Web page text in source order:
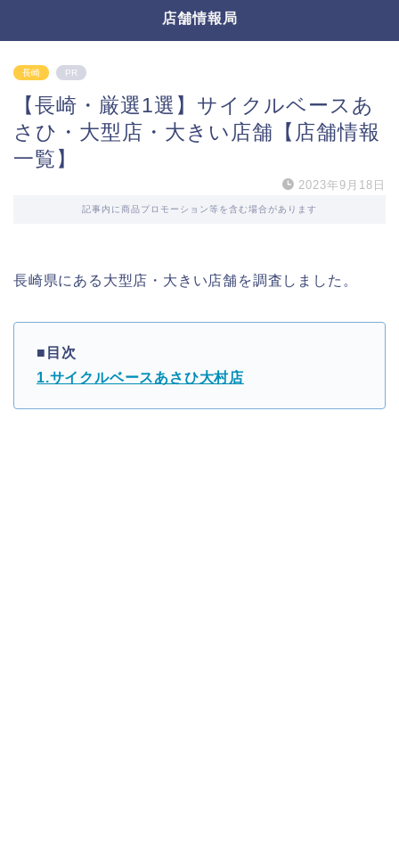
店舗情報局
長崎 PR
【長崎・厳選1選】サイクルベースあ
さひ・大型店・大きい店舗【店舗情報
一覧】
2023年9月18日
記事内に商品プロモーション等を含む場合があります
長崎県にある大型店・大きい店舗を調査しました。
■目次
1.サイクルベースあさひ大村店